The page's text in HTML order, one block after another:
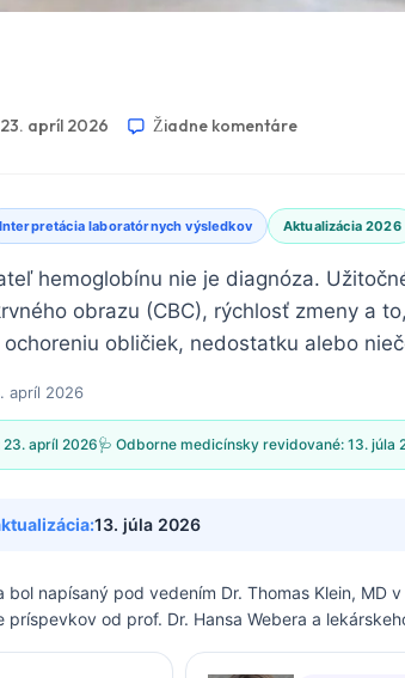
23. apríl 2026 Žiadne komentáre
Interpretácia laboratórnych výsledkov Aktualizácia 2026
hemoglobínu nie je diagnóza.
obrazu (CBC), rýchlosť zmeny a
obličiek, nedostatku alebo
apríl 2026
23. apríl 2026🩺 Odborne medicínsky revidované: 13. júla
13. júla 2026
bol napísaný pod vedením Dr. Thomas Klein, MD v
príspevkov od prof. Dr. Hansa Webera a